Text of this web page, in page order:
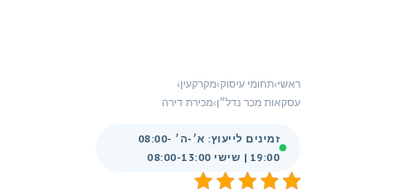
ראשי›תחומי עיסוק›מקרקעין›
עסקאות מכר נדל״ן›מכירת דירה
זמינים לייעוץ: א׳-ה׳ 08:00-
19:00 | שישי 08:00-13:00